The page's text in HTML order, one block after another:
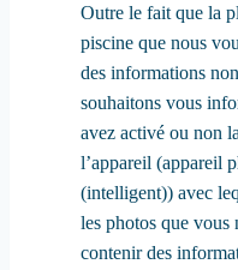
Outre le fait que la
piscine que nous
des informations
souhaitons vous
avez activé ou non
l’appareil (appareil
(intelligent)) avec
les photos que vous
contenir des